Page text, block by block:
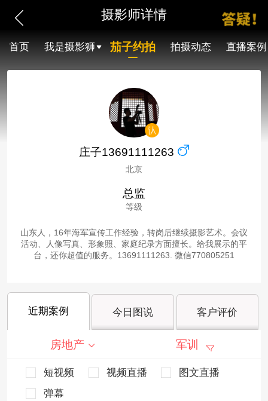
摄影师详情
首页 我是摄影狮 茄子约拍 拍摄动态 直播案例
庄子13691111263
北京
总监
等级
山东人，16年海军宣传工作经验，转岗后继续摄影艺术。会议
活动、人像写真、形象照、家庭纪录方面擅长。给我展示的平
台，还你超值的服务。13691111263. 微信770805251
近期案例 今日图说 客户评价
房地产 军训
短视频 视频直播
图文直播
弹幕